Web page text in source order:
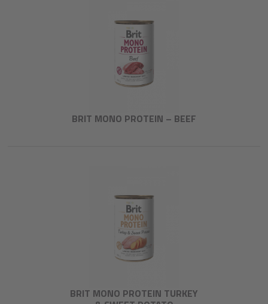
BRIT MONO PROTEIN – BEEF
BRIT MONO PROTEIN TURKEY